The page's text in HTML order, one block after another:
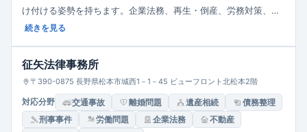
け付ける姿勢を持ちます。企業法務、再生・倒産、労務対策、相
続・成年後見、交通事故、離婚・債務整理、刑事弁護まで幅広く
ーズに対応する地域型総合法律事務所です。
続きを見る
征矢法律事務所
〒390-0875 長野県松本市城西1－1－45 ビューフロント北松本2階
対応分野 交通事故 離婚問題 遺産相続
債務整理
刑事事件
労働問題 企業法務
不動産